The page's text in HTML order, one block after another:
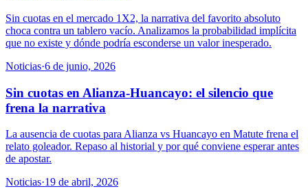
Sin cuotas en el mercado 1X2, la narrativa del favorito absoluto
choca contra un tablero vacío. Analizamos la probabilidad implícita
que no existe y dónde podría esconderse un valor inesperado.
Noticias·6 de junio, 2026
Sin cuotas en Alianza-Huancayo: el silencio que
frena la narrativa
La ausencia de cuotas para Alianza vs Huancayo en Matute frena el
relato goleador. Repaso al historial y por qué conviene esperar antes
de apostar.
Noticias·19 de abril, 2026